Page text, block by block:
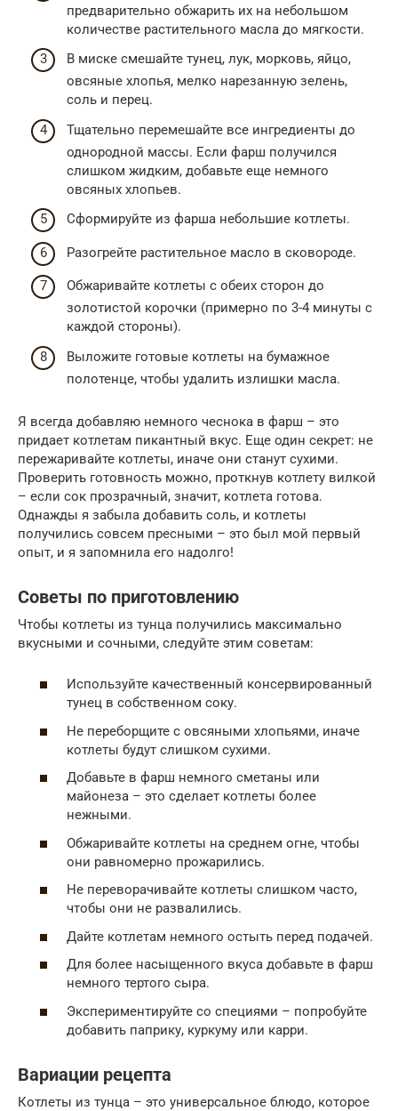
предварительно обжарить их на небольшом
количестве растительного масла до мягкости.
В миске смешайте тунец, лук, морковь, яйцо,
овсяные хлопья, мелко нарезанную зелень,
соль и перец.
Тщательно перемешайте все ингредиенты до
однородной массы. Если фарш получился
слишком жидким, добавьте еще немного
овсяных хлопьев.
Сформируйте из фарша небольшие котлеты.
Разогрейте растительное масло в сковороде.
Обжаривайте котлеты с обеих сторон до
золотистой корочки (примерно по 3-4 минуты с
каждой стороны).
Выложите готовые котлеты на бумажное
полотенце, чтобы удалить излишки масла.
Я всегда добавляю немного чеснока в фарш – это
придает котлетам пикантный вкус. Еще один секрет: не
пережаривайте котлеты, иначе они станут сухими.
Проверить готовность можно, проткнув котлету вилкой
– если сок прозрачный, значит, котлета готова.
Однажды я забыла добавить соль, и котлеты
получились совсем пресными – это был мой первый
опыт, и я запомнила его надолго!
Советы по приготовлению
Чтобы котлеты из тунца получились максимально
вкусными и сочными, следуйте этим советам:
Используйте качественный консервированный
тунец в собственном соку.
Не переборщите с овсяными хлопьями, иначе
котлеты будут слишком сухими.
Добавьте в фарш немного сметаны или
майонеза – это сделает котлеты более
нежными.
Обжаривайте котлеты на среднем огне, чтобы
они равномерно прожарились.
Не переворачивайте котлеты слишком часто,
чтобы они не развалились.
Дайте котлетам немного остыть перед подачей.
Для более насыщенного вкуса добавьте в фарш
немного тертого сыра.
Экспериментируйте со специями – попробуйте
добавить паприку, куркуму или карри.
Вариации рецепта
Котлеты из тунца – это универсальное блюдо, которое